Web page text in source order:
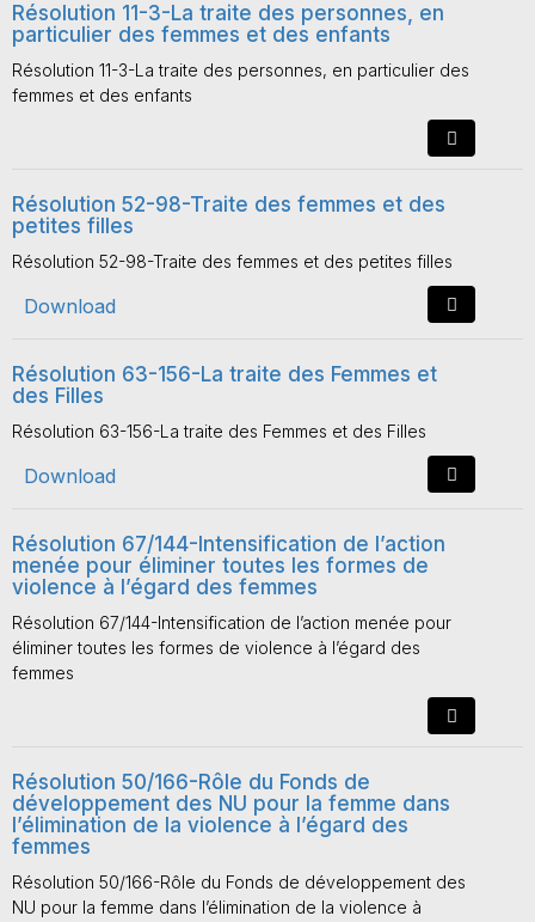
Résolution 11-3-La traite des personnes, en
particulier des femmes et des enfants
Résolution 11-3-La traite des personnes, en particulier des
femmes et des enfants
Résolution 52-98-Traite des femmes et des
petites filles
Résolution 52-98-Traite des femmes et des petites filles
Download
Résolution 63-156-La traite des Femmes et
des Filles
Résolution 63-156-La traite des Femmes et des Filles
Download
Résolution 67/144-Intensification de l’action
menée pour éliminer toutes les formes de
violence à l’égard des femmes
Résolution 67/144-Intensification de l’action menée pour
éliminer toutes les formes de violence à l’égard des
femmes
Résolution 50/166-Rôle du Fonds de
développement des NU pour la femme dans
l’élimination de la violence à l’égard des
femmes
Résolution 50/166-Rôle du Fonds de développement des
NU pour la femme dans l’élimination de la violence à